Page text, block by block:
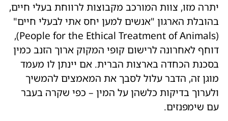
יתרה מזו, צוות המורכב מקבוצות לרווחת בעלי חיים,
בהובלת הארגון "אנשים למען יחס אתי לבעלי חיים"
(People for the Ethical Treatment of Animals),
דוחף לאחרונה לרישום קופי המקוק ארוך הזנב כמין
בסכנת הכחדה בארצות הברית. אם יינתן לו מעמד
מוגן זה, הדבר עלול לסבך את המאמצים להמשיך
ולערוך בדיקות כלשהן על המין – כפי שקרה בעבר
עם שימפנזים.